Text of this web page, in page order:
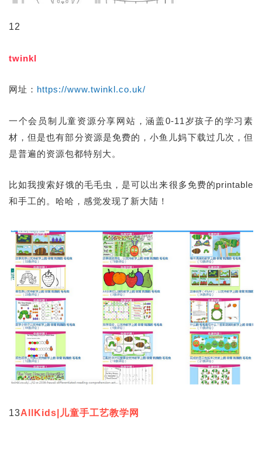
12
twinkl
网址： https://www.twinkl.co.uk/
一个会员制儿童资源分享网站，涵盖0-11岁孩子的学习素
材，但是也有部分资源是免费的，小鱼儿妈下载过几次，但
是普遍的资源包都特别大。
比如我搜索好饿的毛毛虫，是可以出来很多免费的printable
和手工的。哈哈，感觉发现了新大陆！
13AllKids|儿童手工艺教学网